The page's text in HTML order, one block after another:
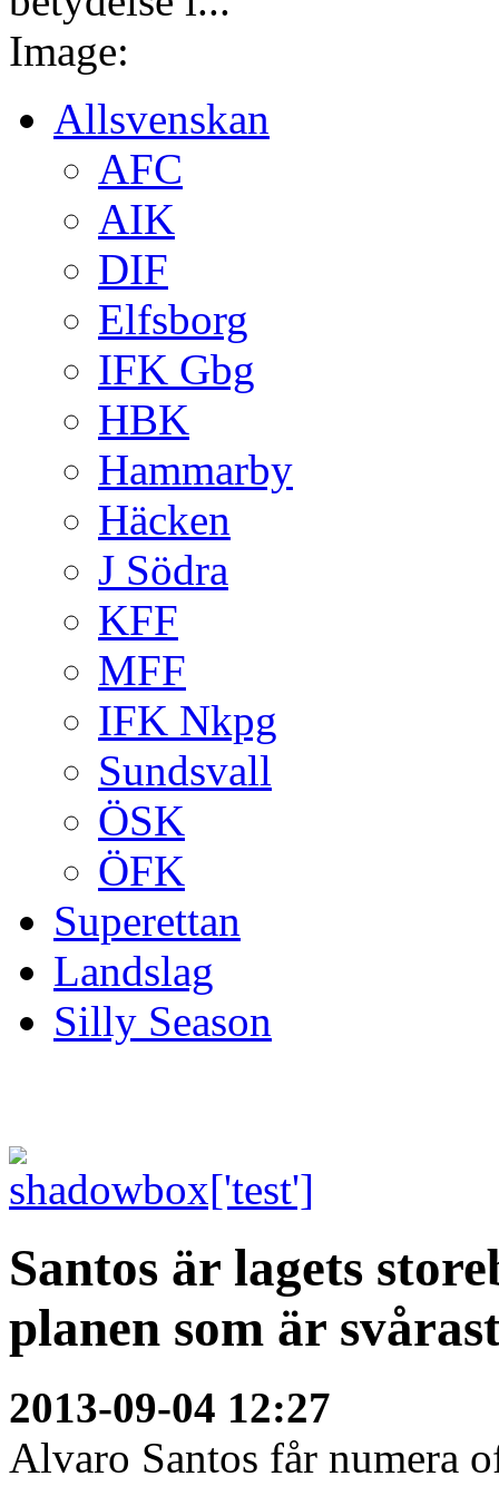
Image:
Allsvenskan
AFC
AIK
DIF
Elfsborg
IFK Gbg
HBK
Hammarby
Häcken
J Södra
KFF
MFF
IFK Nkpg
Sundsvall
ÖSK
ÖFK
Superettan
Landslag
Silly Season
Santos är lagets
planen som är
2013-09-04 12:27
Alvaro Santos får numera